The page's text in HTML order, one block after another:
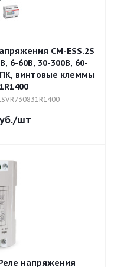
CM-ESS.2S
6-60В, 30-300В, 60-
винтовые клеммы
/шт
напряжения